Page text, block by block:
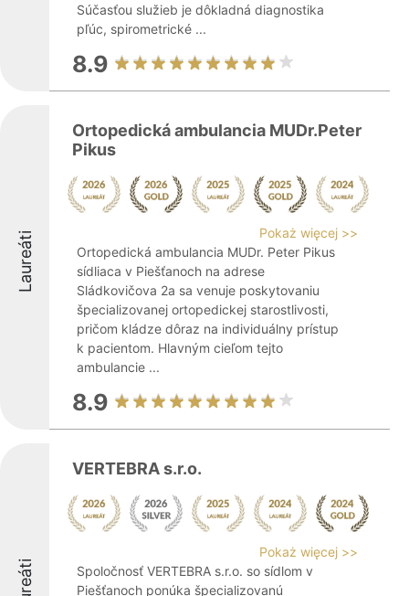
Súčasťou služieb je dôkladná diagnostika
pľúc, spirometrické ...
8.9
Laureáti
Ortopedická ambulancia MUDr.Peter
Pikus
Pokaż więcej >>
Ortopedická ambulancia MUDr. Peter Pikus
sídliaca v Piešťanoch na adrese
Sládkovičova 2a sa venuje poskytovaniu
špecializovanej ortopedickej starostlivosti,
pričom kládze dôraz na individuálny prístup
k pacientom. Hlavným cieľom tejto
ambulancie ...
8.9
VERTEBRA s.r.o.
Pokaż więcej >>
Spoločnosť VERTEBRA s.r.o. so sídlom v
Piešťanoch ponúka špecializovanú